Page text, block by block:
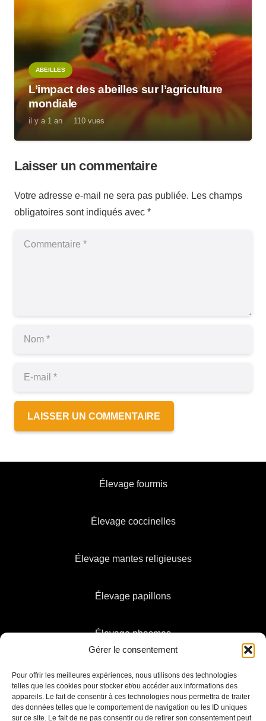
Gérer le consentement
Pour offrir les meilleures expériences, nous utilisons des technologies
telles que les cookies pour stocker et/ou accéder aux informations des
appareils. Le fait de consentir à ces technologies nous permettra de traiter
des données telles que le comportement de navigation ou les ID uniques
sur ce site. Le fait de ne pas consentir ou de retirer son consentement peut
ABEILLES
L’impact des abeilles sur l’agriculture
mondiale
il y a 1 an 110 vues
Laisser un commentaire
Votre adresse e-mail ne sera pas publiée. Les champs
obligatoires sont indiqués avec *
LAISSER UN COMMENTAIRE
Élevage fourmis
Élevage coccinelles
Élevage mantes religieuses
Élevage papillons
Élevage phasmes